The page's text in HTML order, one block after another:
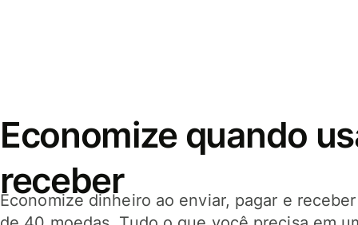
Economize quando
receber
Economize dinheiro ao enviar, pagar e